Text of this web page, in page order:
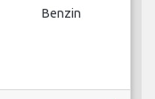
Benzin